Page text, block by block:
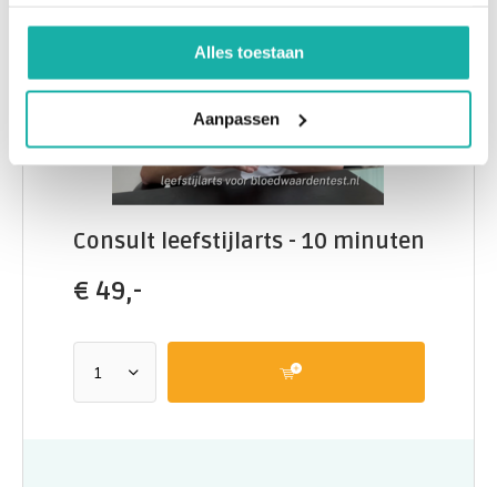
Alles toestaan
Aanpassen
Consult leefstijlarts - 10 minuten
€ 49,-